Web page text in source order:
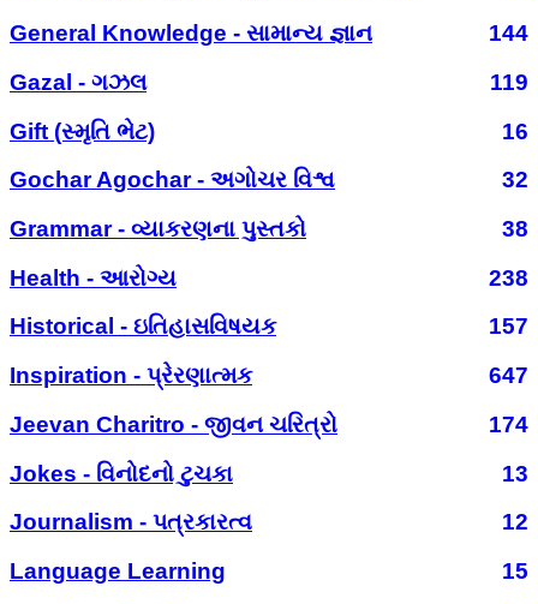
General Knowledge - સામાન્ય જ્ઞાન
144
Gazal - ગઝલ
119
Gift (સ્મૃતિ ભેટ)
16
Gochar Agochar - અગોચર વિશ્વ
32
Grammar - વ્યાકરણના પુસ્તકો
38
Health - આરોગ્ય
238
Historical - ઇતિહાસવિષયક
157
Inspiration - પ્રેરણાત્મક
647
Jeevan Charitro - જીવન ચરિત્રો
174
Jokes - વિનોદનો ટુચકા
13
Journalism - પત્રકારત્વ
12
Language Learning
15